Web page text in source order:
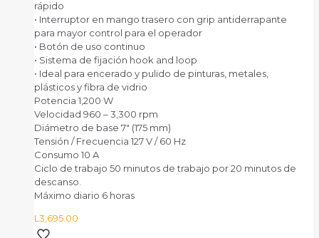
rápido
• Interruptor en mango trasero con grip antiderrapante
para mayor control para el operador
• Botón de uso continuo
• Sistema de fijación hook and loop
• Ideal para encerado y pulido de pinturas, metales,
plásticos y fibra de vidrio
Potencia 1,200 W
Velocidad 960 – 3,300 rpm
Diámetro de base 7″ (175 mm)
Tensión / Frecuencia 127 V / 60 Hz
Consumo 10 A
Ciclo de trabajo 50 minutos de trabajo por 20 minutos de
descanso.
Máximo diario 6 horas
L 3,695.00